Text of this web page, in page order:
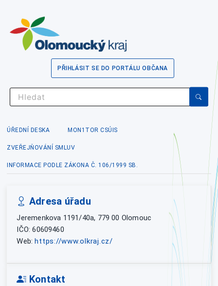
PŘIHLÁSIT SE DO PORTÁLU OBČANA
ÚŘEDNÍ DESKA MON1TOR CSÚIS
ZVEŘEJŇOVÁNÍ SMLUV
INFORMACE PODLE ZÁKONA Č. 106/1999 SB.
Adresa úřadu
Jeremenkova 1191/40a, 779 00 Olomouc
IČO: 60609460
Web: https://www.olkraj.cz/
Kontakt